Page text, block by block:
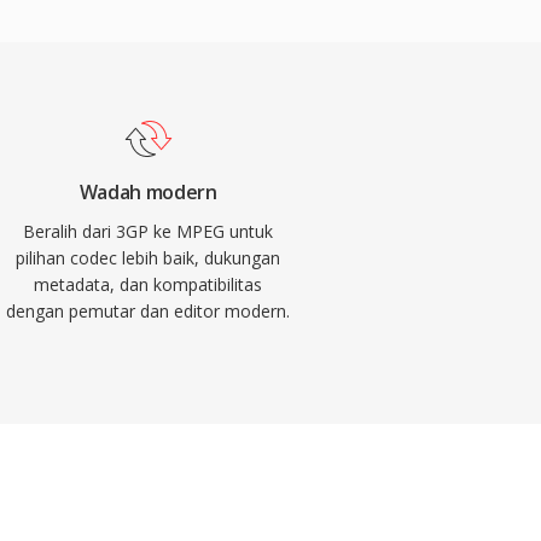
Wadah modern
Beralih dari 3GP ke MPEG untuk
pilihan codec lebih baik, dukungan
metadata, dan kompatibilitas
dengan pemutar dan editor modern.